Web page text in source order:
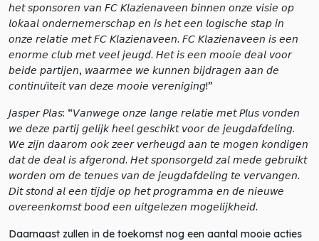
𝘩𝘦𝘵 𝘴𝘱𝘰𝘯𝘴𝘰𝘳𝘦𝘯 𝘷𝘢𝘯 𝘍𝘊 𝘒𝘭𝘢𝘻𝘪𝘦𝘯𝘢𝘷𝘦𝘦𝘯 𝘣𝘪𝘯𝘯𝘦𝘯 𝘰𝘯𝘻𝘦 𝘷𝘪𝘴𝘪𝘦 𝘰𝘱
𝘭𝘰𝘬𝘢𝘢𝘭 𝘰𝘯𝘥𝘦𝘳𝘯𝘦𝘮𝘦𝘳𝘴𝘤𝘩𝘢𝘱 𝘦𝘯 𝘪𝘴 𝘩𝘦𝘵 𝘦𝘦𝘯 𝘭𝘰𝘨𝘪𝘴𝘤𝘩𝘦 𝘴𝘵𝘢𝘱 𝘪𝘯
𝘰𝘯𝘻𝘦 𝘳𝘦𝘭𝘢𝘵𝘪𝘦 𝘮𝘦𝘵 𝘍𝘊 𝘒𝘭𝘢𝘻𝘪𝘦𝘯𝘢𝘷𝘦𝘦𝘯. 𝘍𝘊 𝘒𝘭𝘢𝘻𝘪𝘦𝘯𝘢𝘷𝘦𝘦𝘯 𝘪𝘴 𝘦𝘦𝘯
𝘦𝘯𝘰𝘳𝘮𝘦 𝘤𝘭𝘶𝘣 𝘮𝘦𝘵 𝘷𝘦𝘦𝘭 𝘫𝘦𝘶𝘨𝘥. 𝘏𝘦𝘵 𝘪𝘴 𝘦𝘦𝘯 𝘮𝘰𝘰𝘪𝘦 𝘥𝘦𝘢𝘭 𝘷𝘰𝘰𝘳
𝘣𝘦𝘪𝘥𝘦 𝘱𝘢𝘳𝘵𝘪𝘫𝘦𝘯, 𝘸𝘢𝘢𝘳𝘮𝘦𝘦 𝘸𝘦 𝘬𝘶𝘯𝘯𝘦𝘯 𝘣𝘪𝘫𝘥𝘳𝘢𝘨𝘦𝘯 𝘢𝘢𝘯 𝘥𝘦
𝘤𝘰𝘯𝘵𝘪𝘯𝘶ï𝘵𝘦𝘪𝘵 𝘷𝘢𝘯 𝘥𝘦𝘻𝘦 𝘮𝘰𝘰𝘪𝘦 𝘷𝘦𝘳𝘦𝘯𝘪𝘨𝘪𝘯𝘨!”
𝘑𝘢𝘴𝘱𝘦𝘳 𝘗𝘭𝘢𝘴: “𝘝𝘢𝘯𝘸𝘦𝘨𝘦 𝘰𝘯𝘻𝘦 𝘭𝘢𝘯𝘨𝘦 𝘳𝘦𝘭𝘢𝘵𝘪𝘦 𝘮𝘦𝘵 𝘗𝘭𝘶𝘴 𝘷𝘰𝘯𝘥𝘦𝘯
𝘸𝘦 𝘥𝘦𝘻𝘦 𝘱𝘢𝘳𝘵𝘪𝘫 𝘨𝘦𝘭𝘪𝘫𝘬 𝘩𝘦𝘦𝘭 𝘨𝘦𝘴𝘤𝘩𝘪𝘬𝘵 𝘷𝘰𝘰𝘳 𝘥𝘦 𝘫𝘦𝘶𝘨𝘥𝘢𝘧𝘥𝘦𝘭𝘪𝘯𝘨.
𝘞𝘦 𝘻𝘪𝘫𝘯 𝘥𝘢𝘢𝘳𝘰𝘮 𝘰𝘰𝘬 𝘻𝘦𝘦𝘳 𝘷𝘦𝘳𝘩𝘦𝘶𝘨𝘥 𝘢𝘢𝘯 𝘵𝘦 𝘮𝘰𝘨𝘦𝘯 𝘬𝘰𝘯𝘥𝘪𝘨𝘦𝘯
𝘥𝘢𝘵 𝘥𝘦 𝘥𝘦𝘢𝘭 𝘪𝘴 𝘢𝘧𝘨𝘦𝘳𝘰𝘯𝘥. 𝘏𝘦𝘵 𝘴𝘱𝘰𝘯𝘴𝘰𝘳𝘨𝘦𝘭𝘥 𝘻𝘢𝘭 𝘮𝘦𝘥𝘦 𝘨𝘦𝘣𝘳𝘶𝘪𝘬𝘵
𝘸𝘰𝘳𝘥𝘦𝘯 𝘰𝘮 𝘥𝘦 𝘵𝘦𝘯𝘶𝘦𝘴 𝘷𝘢𝘯 𝘥𝘦 𝘫𝘦𝘶𝘨𝘥𝘢𝘧𝘥𝘦𝘭𝘪𝘯𝘨 𝘵𝘦 𝘷𝘦𝘳𝘷𝘢𝘯𝘨𝘦𝘯.
𝘋𝘪𝘵 𝘴𝘵𝘰𝘯𝘥 𝘢𝘭 𝘦𝘦𝘯 𝘵𝘪𝘫𝘥𝘫𝘦 𝘰𝘱 𝘩𝘦𝘵 𝘱𝘳𝘰𝘨𝘳𝘢𝘮𝘮𝘢 𝘦𝘯 𝘥𝘦 𝘯𝘪𝘦𝘶𝘸𝘦
𝘰𝘷𝘦𝘳𝘦𝘦𝘯𝘬𝘰𝘮𝘴𝘵 𝘣𝘰𝘰𝘥 𝘦𝘦𝘯 𝘶𝘪𝘵𝘨𝘦𝘭𝘦𝘻𝘦𝘯 𝘮𝘰𝘨𝘦𝘭𝘪𝘫𝘬𝘩𝘦𝘪𝘥.
Daarnaast zullen in de toekomst nog een aantal mooie acties